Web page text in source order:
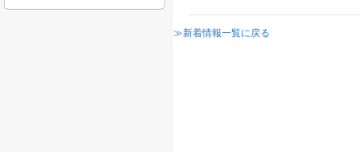
≫新着情報一覧に戻る